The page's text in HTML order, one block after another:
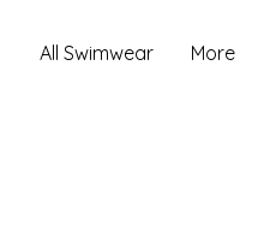
All Swimwear More